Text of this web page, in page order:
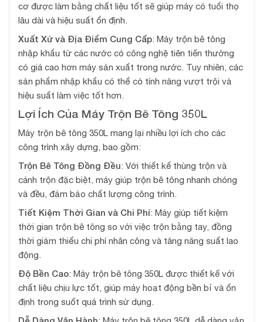
cơ được làm bằng chất liệu tốt sẽ giúp máy có tuổi thọ
lâu dài và hiệu suất ổn định.
Xuất Xứ và Địa Điểm Cung Cấp: Máy trộn bê tông
nhập khẩu từ các nước có công nghệ tiên tiến thường
có giá cao hơn máy sản xuất trong nước. Tuy nhiên, các
sản phẩm nhập khẩu có thể có tính năng vượt trội và
hiệu suất làm việc tốt hơn.
Lợi Ích Của Máy Trộn Bê Tông 350L
Máy trộn bê tông 350L mang lại nhiều lợi ích cho các
công trình xây dựng, bao gồm:
Trộn Bê Tông Đồng Đều: Với thiết kế thùng trộn và
cánh trộn đặc biệt, máy giúp trộn bê tông nhanh chóng
và đều, đảm bảo chất lượng công trình.
Tiết Kiệm Thời Gian và Chi Phí: Máy giúp tiết kiệm
thời gian trộn bê tông so với việc trộn bằng tay, đồng
thời giảm thiểu chi phí nhân công và tăng năng suất lao
động.
Độ Bền Cao: Máy trộn bê tông 350L được thiết kế với
chất liệu chịu lực tốt, giúp máy hoạt động bền bỉ và ổn
định trong suốt quá trình sử dụng.